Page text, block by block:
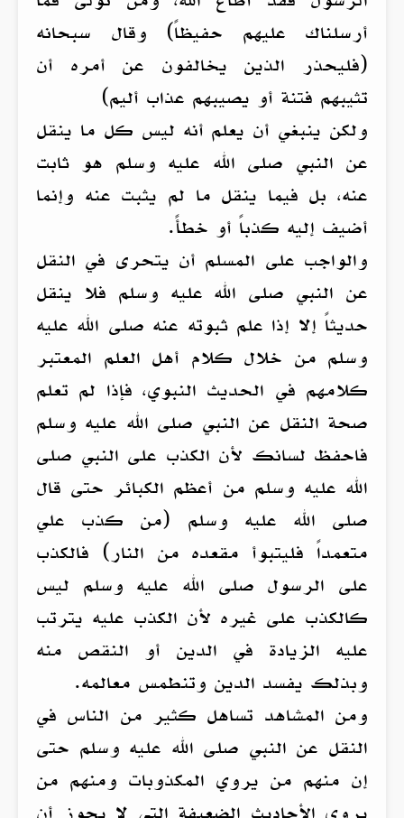
أرسلناك عليهم حفيظاً) وقال سبحانه
(فليحذر الذين يخالفون عن أمره أن
تثيبهم فتنة أو يصيبهم عذاب أليم)
ولكن ينبغي أن يعلم أنه ليس كل ما ينقل
عن النبي صلى الله عليه وسلم هو ثابت
عنه، بل فيما ينقل ما لم يثبت عنه وإنما
أضيف إليه كذباً أو خطأً.
والواجب على المسلم أن يتحرى في النقل
عن النبي صلى الله عليه وسلم فلا ينقل
حديثاً إلا إذا علم ثبوته عنه صلى الله عليه
وسلم من خلال كلام أهل العلم المعتبر
كلامهم في الحديث النبوي، فإذا لم تعلم
صحة النقل عن النبي صلى الله عليه وسلم
فاحفظ لسانك لأن الكذب على النبي صلى
الله عليه وسلم من أعظم الكبائر حتى قال
صلى الله عليه وسلم (من كذب علي
متعمداً فليتبوأ مقعده من النار) فالكذب
على الرسول صلى الله عليه وسلم ليس
كالكذب على غيره لأن الكذب عليه يترتب
عليه الزيادة في الدين أو النقص منه
وبذلك يفسد الدين وتنطمس معالمه.
ومن المشاهد تساهل كثير من الناس في
النقل عن النبي صلى الله عليه وسلم حتى
إن منهم من يروي المكذوبات ومنهم من